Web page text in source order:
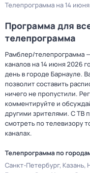
Телепрограмма на 14
Программа для
телепрограмма
Рамблер/телепрограмма
каналов на 14 июня 2026
день в городе Барнауле.
позволит составить
ничего не пропустили.
комментируйте и
другими зрителями. С ТВ
смотреть по телевизору
каналах.
Телепрограмма по
Санкт-Петербург Казань